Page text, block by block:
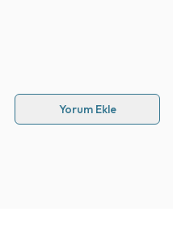
Yorum Ekle